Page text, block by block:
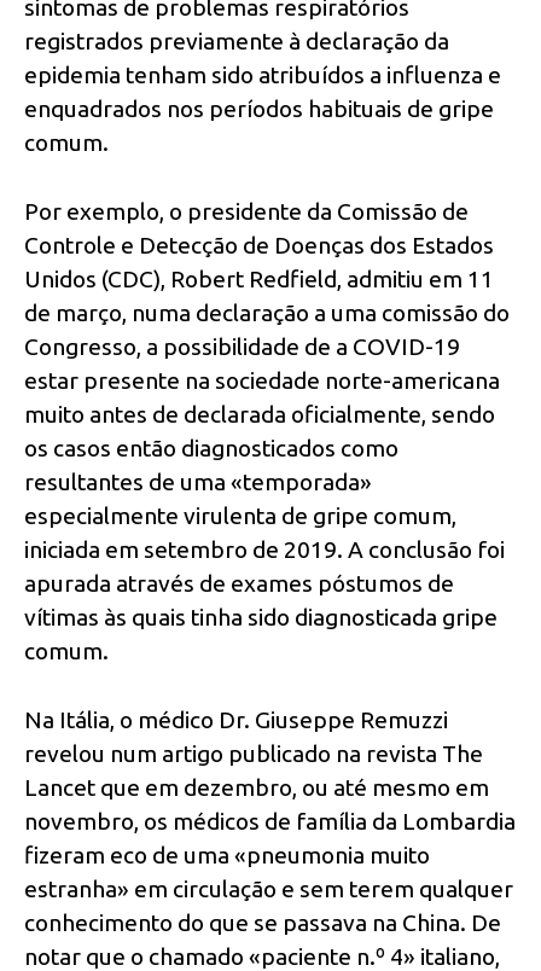
sintomas de problemas respiratórios
registrados previamente à declaração da
epidemia tenham sido atribuídos a influenza e
enquadrados nos períodos habituais de gripe
comum.
Por exemplo, o presidente da Comissão de
Controle e Detecção de Doenças dos Estados
Unidos (CDC), Robert Redfield, admitiu em 11
de março, numa declaração a uma comissão do
Congresso, a possibilidade de a COVID-19
estar presente na sociedade norte-americana
muito antes de declarada oficialmente, sendo
os casos então diagnosticados como
resultantes de uma «temporada»
especialmente virulenta de gripe comum,
iniciada em setembro de 2019. A conclusão foi
apurada através de exames póstumos de
vítimas às quais tinha sido diagnosticada gripe
comum.
Na Itália, o médico Dr. Giuseppe Remuzzi
revelou num artigo publicado na revista The
Lancet que em dezembro, ou até mesmo em
novembro, os médicos de família da Lombardia
fizeram eco de uma «pneumonia muito
estranha» em circulação e sem terem qualquer
conhecimento do que se passava na China. De
notar que o chamado «paciente n.º 4» italiano,